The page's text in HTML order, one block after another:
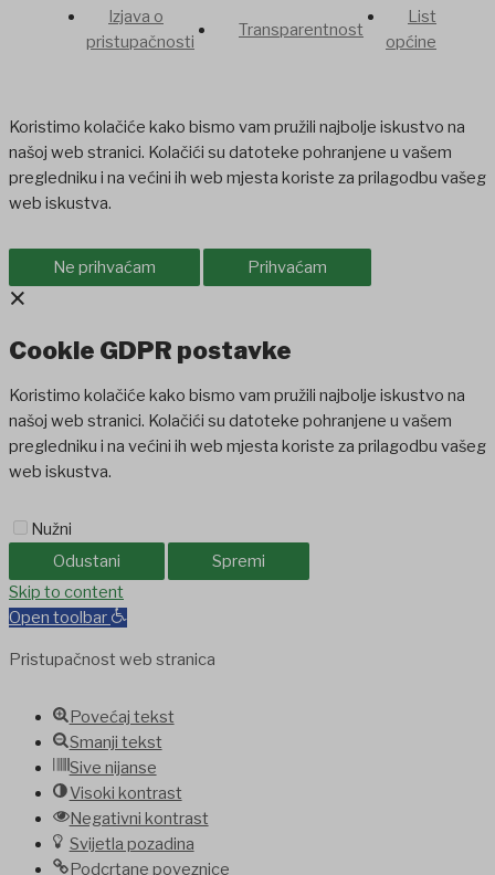
Izjava o
pristupačnosti
Transparentnost
List
općine
Koristimo kolačiće kako bismo vam pružili najbolje iskustvo na
našoj web stranici. Kolačići su datoteke pohranjene u vašem
pregledniku i na većini ih web mjesta koriste za prilagodbu vašeg
web iskustva.
Ne prihvaćam Prihvaćam
×
Cookie GDPR postavke
Koristimo kolačiće kako bismo vam pružili najbolje iskustvo na
našoj web stranici. Kolačići su datoteke pohranjene u vašem
pregledniku i na većini ih web mjesta koriste za prilagodbu vašeg
web iskustva.
Nužni
Odustani
Spremi
HoliganbetHoliganbet
Skip to content
Open toolbar
Pristupačnost web stranica
Povećaj tekst
Smanji tekst
Sive nijanse
Visoki kontrast
Negativni kontrast
Svijetla pozadina
Podcrtane poveznice